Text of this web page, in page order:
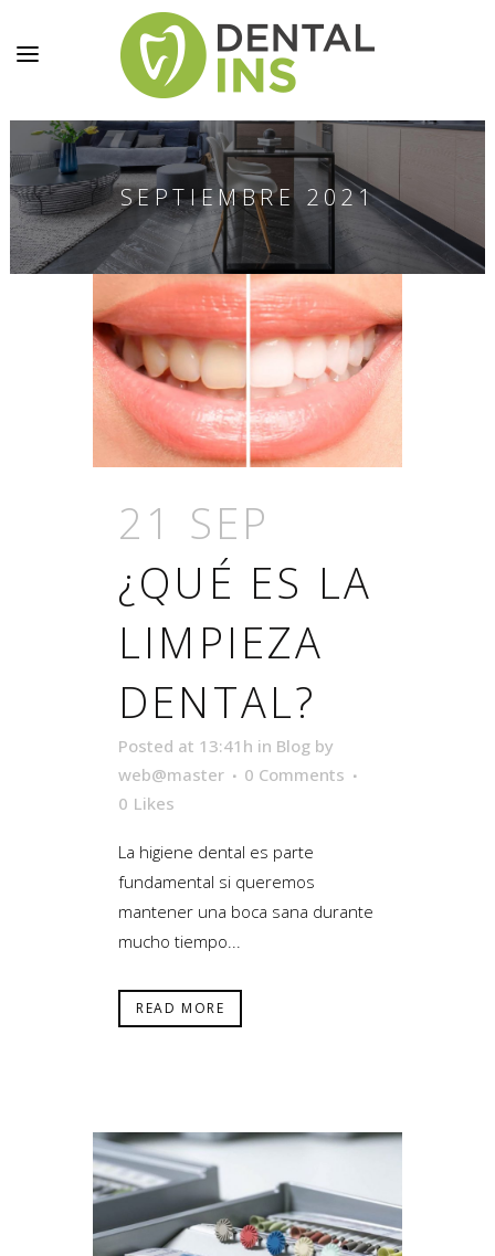
SEPTIEMBRE 2021
21 SEP
¿QUÉ ES LA
LIMPIEZA
DENTAL?
Posted at 13:41h in Blog by
web@master
0 Comments
0 Likes
La higiene dental es parte
fundamental si queremos
mantener una boca sana durante
mucho tiempo...
READ MORE